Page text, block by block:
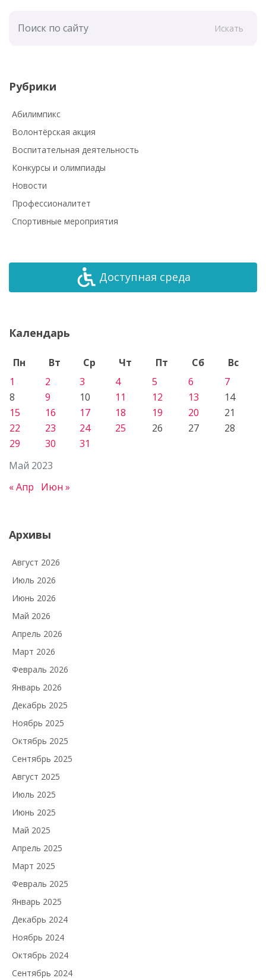
Искать
Рубрики
Абилимпикс
Волонтёрская акция
Воспитательная деятельность
Конкурсы и олимпиады
Новости
Профессионалитет
Спортивные мероприятия
Доступная среда
Календарь
Май 2023
Пн Вт Ср Чт Пт Сб
Вс
1
2 3 4 5 6
7
8
9 10 11 12 13
14
15
16 17 18 19 20
21
22
23 24 25 26 27
28
29
30 31
« Апр Июн »
Архивы
Август 2026
Июль 2026
Июнь 2026
Май 2026
Апрель 2026
Март 2026
Февраль 2026
Январь 2026
Декабрь 2025
Ноябрь 2025
Октябрь 2025
Сентябрь 2025
Август 2025
Июль 2025
Июнь 2025
Май 2025
Апрель 2025
Март 2025
Февраль 2025
Январь 2025
Декабрь 2024
Ноябрь 2024
Октябрь 2024
Сентябрь 2024